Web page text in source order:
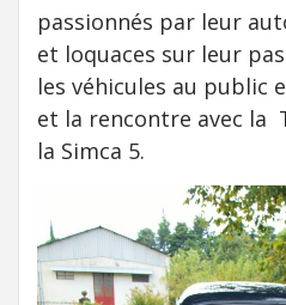
passionnés par leur
et loquaces sur leur
les véhicules au public
et la rencontre avec la
la Simca 5.